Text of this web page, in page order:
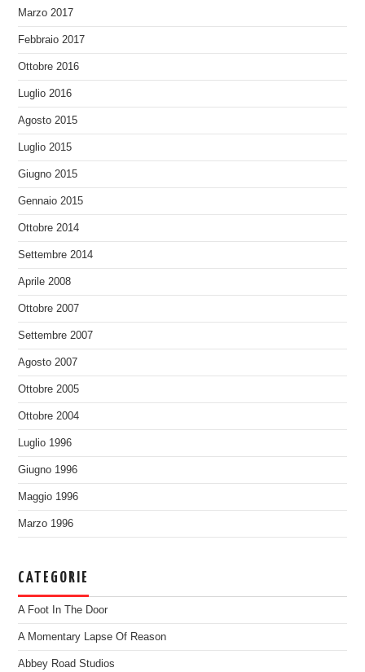
Marzo 2017
Febbraio 2017
Ottobre 2016
Luglio 2016
Agosto 2015
Luglio 2015
Giugno 2015
Gennaio 2015
Ottobre 2014
Settembre 2014
Aprile 2008
Ottobre 2007
Settembre 2007
Agosto 2007
Ottobre 2005
Ottobre 2004
Luglio 1996
Giugno 1996
Maggio 1996
Marzo 1996
CATEGORIE
A Foot In The Door
A Momentary Lapse Of Reason
Abbey Road Studios